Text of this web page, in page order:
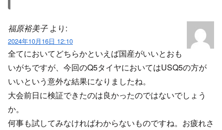
福原裕美子 より:
2024年10月16日 12:10
全てにおいてどちらかといえば国産がいいとおも
いがちですが、今回のQ5タイヤにおいてはUSQ5の方が
いいという意外な結果になりましたね。
大会前日に検証できたのは良かったのではないでしょう
か。
何事も試してみなければわからないものですね。お疲れさ